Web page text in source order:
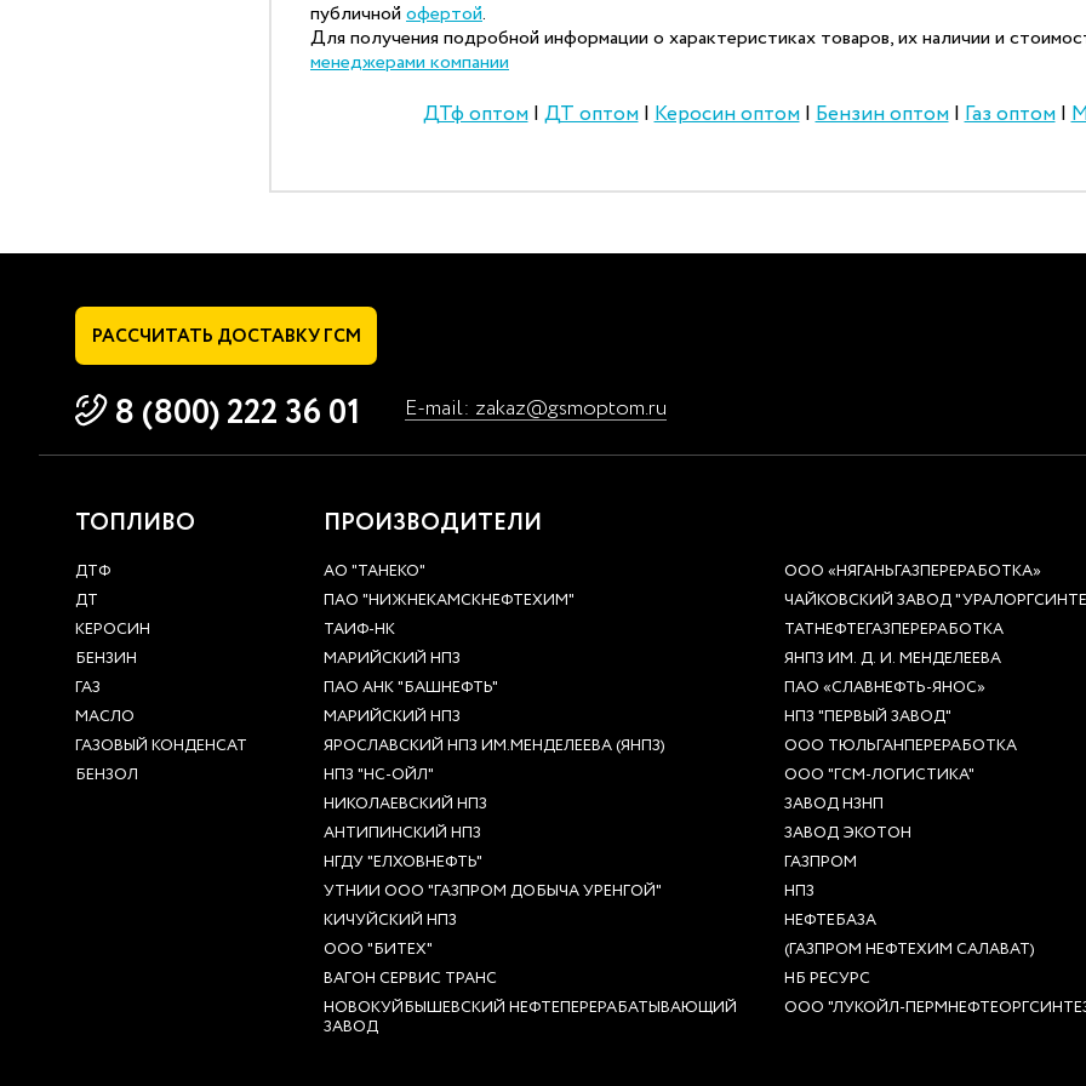
публичной офертой.
Для получения подробной информации о характеристиках товаров, их наличии и
менеджерами компании
ДТф оптом| ДТ оптом|Керосин оптом|Бензин оптом|Газ оптом|
РАССЧИТАТЬ ДОСТАВКУ ГСМ
8 (800) 222 36 01 E-mail: zakaz@gsmoptom.ru
ТОПЛИВО
ДТФ
ДТ
КЕРОСИН
БЕНЗИН
ГАЗ
МАСЛО
ГАЗОВЫЙ КОНДЕНСАТ
БЕНЗОЛ
ПРОИЗВОДИТЕЛИ
АО "ТАНЕКО"
ПАО "НИЖНЕКАМСКНЕФТЕХИМ"
ТАИФ-НК
МАРИЙСКИЙ НПЗ
ПАО АНК "БАШНЕФТЬ"
МАРИЙСКИЙ НПЗ
ЯРОСЛАВСКИЙ НПЗ ИМ.МЕНДЕЛЕЕВА (ЯНПЗ)
НПЗ "НС-ОЙЛ"
НИКОЛАЕВСКИЙ НПЗ
АНТИПИНСКИЙ НПЗ
НГДУ "ЕЛХОВНЕФТЬ"
УТНИИ ООО "ГАЗПРОМ ДОБЫЧА УРЕНГОЙ"
КИЧУЙСКИЙ НПЗ
ООО "БИТЕХ"
ВАГОН СЕРВИС ТРАНС
НОВОКУЙБЫШЕВСКИЙ НЕФТЕПЕРЕРАБАТЫВАЮЩИЙ
ЗАВОД
ООО «НЯГАНЬГАЗПЕРЕРАБОТКА»
ЧАЙКОВСКИЙ ЗАВОД
ТАТНЕФТЕГАЗПЕРЕРАБОТКА
ЯНПЗ ИМ. Д. И. МЕНДЕЛЕЕВА
ПАО «СЛАВНЕФТЬ-ЯНОС»
НПЗ "ПЕРВЫЙ ЗАВОД"
ООО ТЮЛЬГАНПЕРЕРАБОТКА
ООО "ГСМ-ЛОГИСТИКА"
ЗАВОД НЗНП
ЗАВОД ЭКОТОН
ГАЗПРОМ
НПЗ
НЕФТЕБАЗА
(ГАЗПРОМ НЕФТЕХИМ САЛАВАТ)
НБ РЕСУРС
ООО "ЛУКОЙЛ-